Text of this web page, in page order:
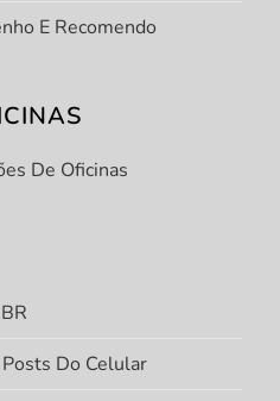
E Recomendo
De Oficinas
Do Celular